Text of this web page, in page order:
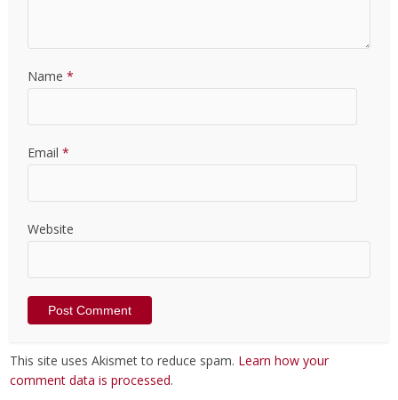
Name *
Email *
Website
This site uses Akismet to reduce spam. Learn how your
comment data is processed.